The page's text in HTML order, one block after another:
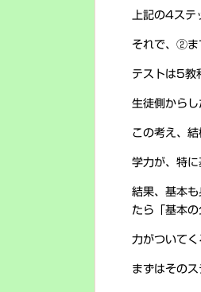
上記の4ステ
それで、②ま
テストは5教
生徒側からし
この考え、
学力が、特
結果、基本
たら「基本
力がついてく
まずはそのス